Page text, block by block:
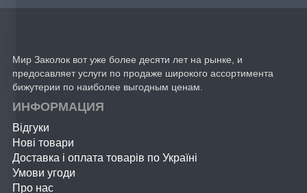
Мир Заколок вот уже более десяти лет на рынке, и
предосавляет услуги по продаже широкого ассортимента
бижутерии по наиболее выгодным ценам.
ИНФОРМАЦИЯ
Відгуки
Нові товари
Доставка і оплата товарів по Україні
Умови угоди
Про нас